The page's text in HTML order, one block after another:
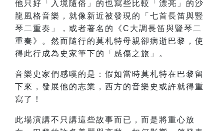
他只好「入境隨俗」的也寫些比較「漂亮」的沙
龍風格音樂，就像新近被發現的「七首長笛與豎
琴二重奏」，或者著名的《C大調長笛與豎琴二
重奏》。然而隨行的莫札特母親卻病逝巴黎，使
得此行成為史家筆下的「感傷之旅」。
音樂史家們感嘆的是：假如當時莫札特在巴黎留
下來，發展他的志業，西方的音樂史或許就得重
寫了！
此場演講不只講這些故事而已，而是將重心放